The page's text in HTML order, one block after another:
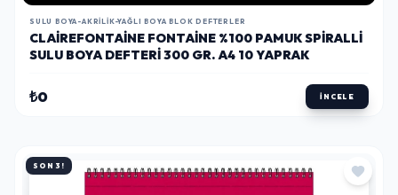
SULU BOYA-AKRILIK-YAĞLI BOYA BLOK DEFTERLER
CLAIREFONTAINE FONTAINE %100 PAMUK SPIRALLI
SULU BOYA DEFTERI 300 GR. A4 10 YAPRAK
₺0 İNCELE
SON 3!